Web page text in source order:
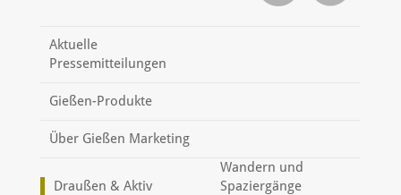
Aktuelle
Pressemitteilungen
Gießen-Produkte
Über Gießen Marketing
Draußen & Aktiv
Wandern und
Spaziergänge